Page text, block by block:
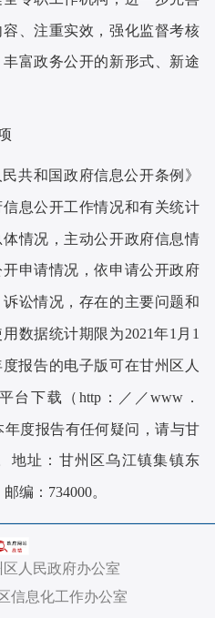
、注重实效，强化监督考核
富政务公开的新形式、新途
共和国政府信息公开条例》
息公开工作情况和有关统计
情况，主动公开政府信息情
申请情况，依申请公开政府
讼情况，存在的主要问题和
数据统计期限为2021年1月1
度报告的电子版可在甘州区 人
台下载（http：／／www．
年度报告有任何疑问，请与甘
地址： 甘州区乌江镇集镇东
邮编：734000。
人民政府办公室
信息化工作办公室